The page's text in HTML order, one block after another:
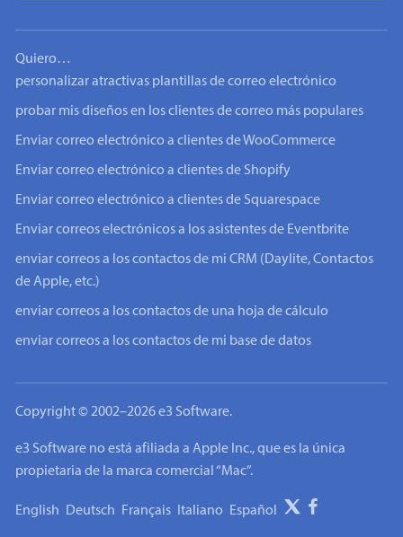
Quiero…
personalizar atractivas plantillas de correo electrónico
probar mis diseños en los clientes de correo más populares
Enviar correo electrónico a clientes de WooCommerce
Enviar correo electrónico a clientes de Shopify
Enviar correo electrónico a clientes de Squarespace
Enviar correos electrónicos a los asistentes de Eventbrite
enviar correos a los contactos de mi CRM (Daylite, Contactos
de Apple, etc.)
enviar correos a los contactos de una hoja de cálculo
enviar correos a los contactos de mi base de datos
Copyright © 2002–2026 e3 Software.
e3 Software no está afiliada a Apple Inc., que es la única
propietaria de la marca comercial “Mac”.
English Deutsch Français Italiano Español